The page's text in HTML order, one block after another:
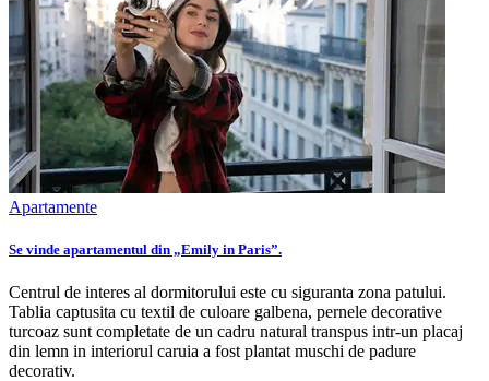
Apartamente
Se vinde apartamentul din „Emily in Paris”.
Centrul de interes al dormitorului este cu siguranta zona patului.
Tablia captusita cu textil de culoare galbena, pernele decorative
turcoaz sunt completate de un cadru natural transpus intr-un placaj
din lemn in interiorul caruia a fost plantat muschi de padure
decorativ.